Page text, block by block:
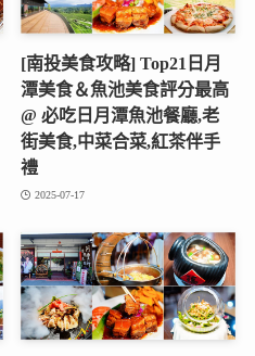
[南投美食攻略] Top21日月
潭美食＆魚池美食評分最高
@ 必吃日月潭魚池餐廳,老
街美食,中菜合菜,紅茶伴手
禮
2025-07-17